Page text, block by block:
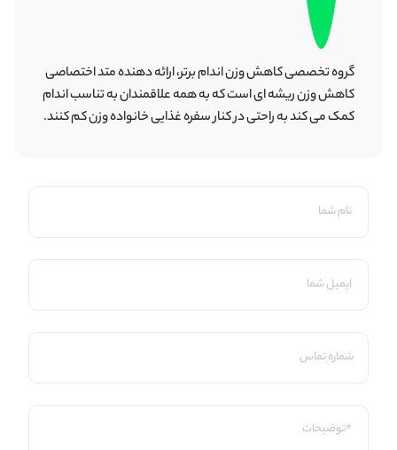
گروه تخصصی کاهش وزن اندام برتر، ارائه دهنده متد اختصاصی
کاهش وزن ریشه ای است که به همه علاقمندان به تناسب اندام
کمک می کند به راحتی در کنار سفره غذایی خانواده وزن کم کنند.